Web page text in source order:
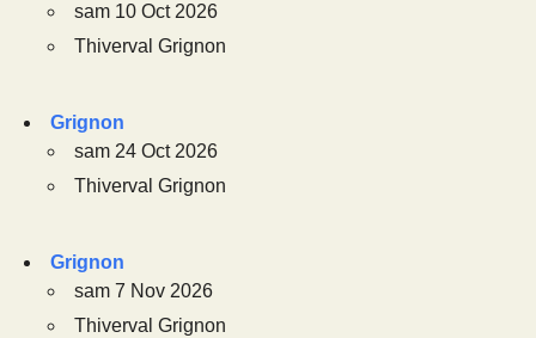
sam 10 Oct 2026
Thiverval Grignon
Grignon
sam 24 Oct 2026
Thiverval Grignon
Grignon
sam 7 Nov 2026
Thiverval Grignon